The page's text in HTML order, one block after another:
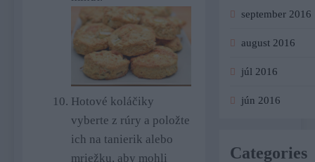
Hotové koláčiky
vyberte z rúry a položte
ich na tanierik alebo
mriežku, aby mohli
september 2016
august 2016
júl 2016
jún 2016
Categories